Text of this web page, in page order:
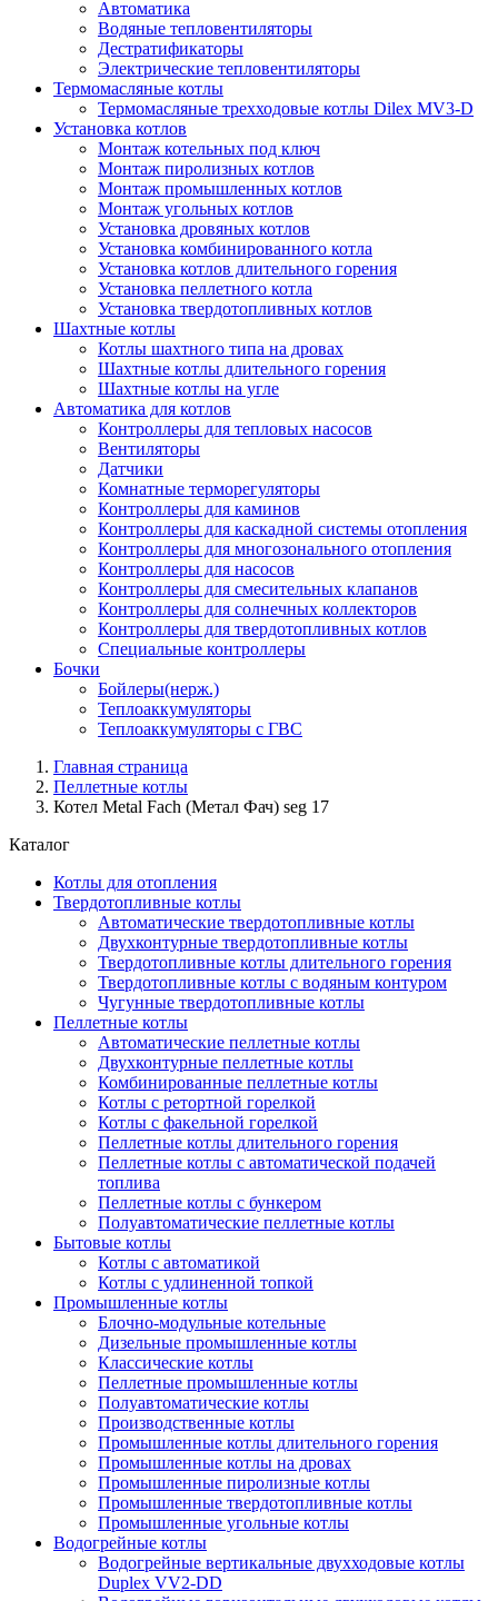
Автоматика
Водяные тепловентиляторы
Дестратификаторы
Электрические тепловентиляторы
Термомасляные котлы
Термомасляные трехходовые котлы Dilex MV3-D
Установка котлов
Монтаж котельных под ключ
Монтаж пиролизных котлов
Монтаж промышленных котлов
Монтаж угольных котлов
Установка дровяных котлов
Установка комбинированного котла
Установка котлов длительного горения
Установка пеллетного котла
Установка твердотопливных котлов
Шахтные котлы
Котлы шахтного типа на дровах
Шахтные котлы длительного горения
Шахтные котлы на угле
Автоматика для котлов
Контроллеры для тепловых насосов
Вентиляторы
Датчики
Комнатные терморегуляторы
Контроллеры для каминов
Контроллеры для каскадной системы отопления
Контроллеры для многозонального отопления
Контроллеры для насосов
Контроллеры для смесительных клапанов
Контроллеры для солнечных коллекторов
Контроллеры для твердотопливных котлов
Специальные контроллеры
Бочки
Бойлеры(нерж.)
Теплоаккумуляторы
Теплоаккумуляторы с ГВС
Главная страница
Пеллетные котлы
Котел Metal Fach (Метал Фач) seg 17
Каталог
Котлы для отопления
Твердотопливные котлы
Автоматические твердотопливные котлы
Двухконтурные твердотопливные котлы
Твердотопливные котлы длительного горения
Твердотопливные котлы с водяным контуром
Чугунные твердотопливные котлы
Пеллетные котлы
Автоматические пеллетные котлы
Двухконтурные пеллетные котлы
Комбинированные пеллетные котлы
Котлы с ретортной горелкой
Котлы с факельной горелкой
Пеллетные котлы длительного горения
Пеллетные котлы с автоматической подачей
топлива
Пеллетные котлы с бункером
Полуавтоматические пеллетные котлы
Бытовые котлы
Котлы с автоматикой
Котлы с удлиненной топкой
Промышленные котлы
Блочно-модульные котельные
Дизельные промышленные котлы
Классические котлы
Пеллетные промышленные котлы
Полуавтоматические котлы
Производственные котлы
Промышленные котлы длительного горения
Промышленные котлы на дровах
Промышленные пиролизные котлы
Промышленные твердотопливные котлы
Промышленные угольные котлы
Водогрейные котлы
Водогрейные вертикальные двухходовые котлы
Duplex VV2-DD